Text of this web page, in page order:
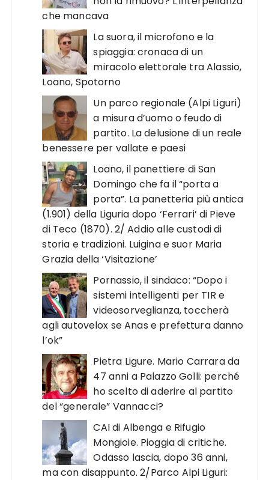
che mancava
La suora, il microfono e la
spiaggia: cronaca di un
miracolo elettorale tra Alassio,
Loano, Spotorno
Un parco regionale (Alpi Liguri)
a misura d’uomo o feudo di
partito. La delusione di un reale
benessere per vallate e paesi
Loano, il panettiere di San
Domingo che fa il “porta a
porta”. La panetteria più antica
(1.901) della Liguria dopo ‘Ferrari’ di Pieve
di Teco (1870). 2/ Addio alle custodi di
storia e tradizioni. Luigina e suor Maria
Grazia della ‘Visitazione’
Pornassio, il sindaco: “Dopo i
sistemi intelligenti per TIR e
videosorveglianza, toccherà
agli autovelox se Anas e prefettura danno
l’ok”
Pietra Ligure. Mario Carrara da
47 anni a Palazzo Golli: perché
ho scelto di aderire al partito
del “generale” Vannacci?
CAI di Albenga e Rifugio
Mongioie. Pioggia di critiche.
Odasso lascia, dopo 36 anni,
ma con disappunto. 2/Parco Alpi Liguri: